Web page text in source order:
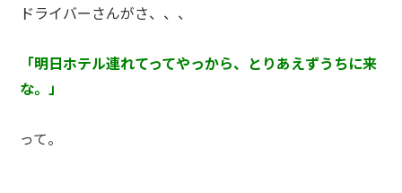
ドライバーさんがさ、、、
「明日ホテル連れてってやっから、とりあえずうちに来
な。」
って。